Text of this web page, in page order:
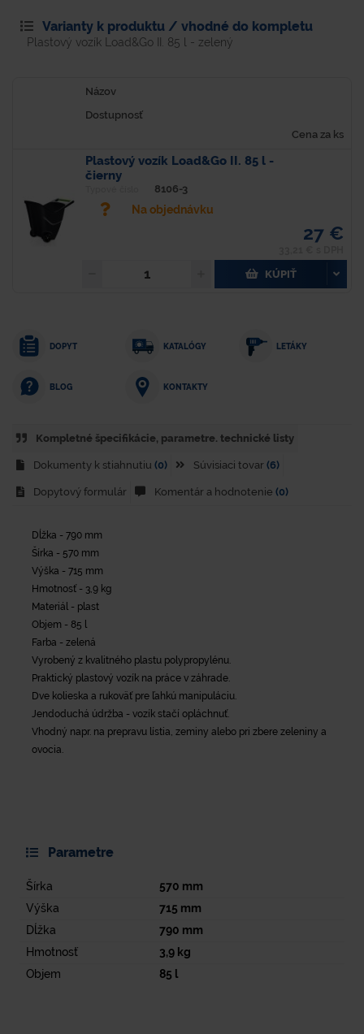
Varianty k produktu / vhodné do kompletu
Plastový vozík Load&Go II. 85 l - zelený
Názov
Dostupnosť
Cena za ks
Plastový vozík Load&Go II. 85 l -
čierny
8106-3
Na objednávku
27 €
KÚPIŤ
DOPYT KATALÓGY LETÁKY
BLOG KONTAKTY
Kompletné špecifikácie, parametre. technické listy
Dokumenty k stiahnutiu (0) Súvisiaci tovar (6)
Dopytový formulár Komentár a hodnotenie (0)
Dĺžka - 790 mm
Šírka - 570 mm
Výška - 715 mm
Hmotnosť - 3,9 kg
Materiál - plast
Objem - 85 l
Farba - zelená
Vyrobený z kvalitného plastu polypropylénu.
Praktický plastový vozík na práce v záhrade.
Dve kolieska a rukoväť pre ľahkú manipuláciu.
Jendoduchá údržba - vozík stačí opláchnuť.
Vhodný napr. na prepravu lístia, zeminy alebo pri zbere zeleniny a
ovocia.
Parametre
Šírka 570 mm
Výška
715 mm
Dĺžka
790 mm
Hmotnosť
3,9kg
Objem
85 l